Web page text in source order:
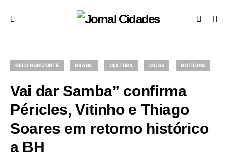
BELO HORIZONTE BRASIL CULTURA DICAS NOTÍCIAS
Vai dar Samba” confirma
Péricles, Vitinho e Thiago
Soares em retorno histórico
a BH